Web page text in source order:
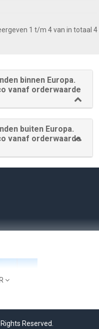
1 t/m 4 van in totaal 4
binnen Europa.
vanaf orderwaarde
buiten Europa.
vanaf orderwaarde
Reserved.